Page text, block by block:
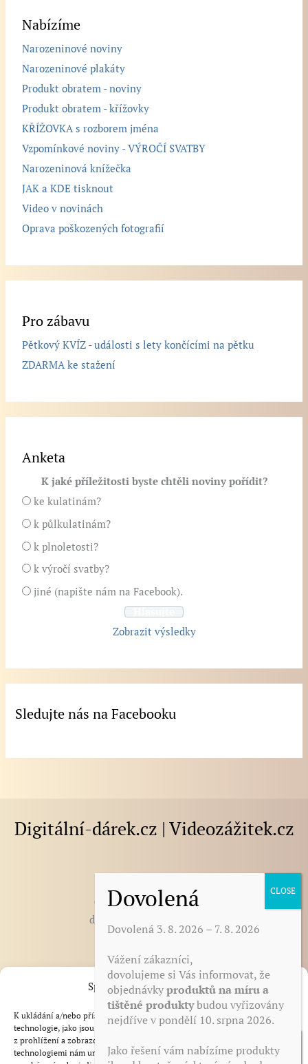
Spravovat Souhlas s cookies
K ukládání a/nebo přístupu k informacím o zařízení používáme
technologie, jako jsou soubory cookie. Děláme to, abychom zlepšili zážitek
z prohlížení a zobrazovali personalizované reklamy. Souhlas s těmito
technologiemi nám umožní zpracovávat údaje, jako je chování při
Nabízíme
Narozeninové noviny
Narozeninové plakáty
Produkt obratem - noviny
Produkt obratem - křížovky
KŘÍŽOVKA s rozborem jména
Vzpomínkové noviny - VÝROČÍ SVATBY
Narozeninová knížečka
JAK a KDE tisknout
Video v novinách
Oprava poškozených fotografií
Pro zábavu
Pětkový KVÍZ - události s lety končícími na pětku
ZDARMA ke stažení
Anketa
K jaké příležitosti byste chtěli noviny pořídit?
ke kulatinám?
k půlkulatinám?
k plnoletosti?
k výročí svatby?
jiné (napište nám na Facebook).
Zobrazit výsledky
Sledujte nás na Facebooku
Digitální-dárek.cz | Videozážitek.cz
darek@digitalni-darek.cz
digitalni-darek@seznam.cz
BLOG - články, novinky, tipy
Otázky a odpovědi
Zdarma ke stažení
Reference
Obchodní podmínky
Dovolená 3. 8. 2026 – 7. 8. 2026
Vážení zákazníci,
dovolujeme si Vás informovat, že
objednávkyproduktů na míru a
tištěné produktybudou vyřizovány
nejdříve v pondělí 10. srpna 2026.
Jako řešení vám nabízíme produkty